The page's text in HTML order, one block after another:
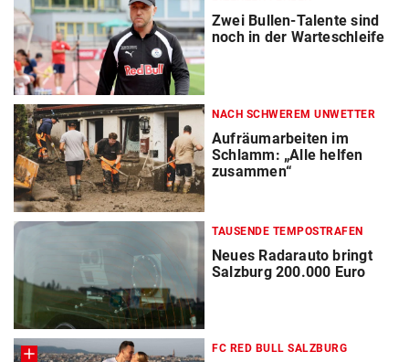
Zwei Bullen-Talente sind
noch in der Warteschleife
NACH SCHWEREM UNWETTER
Aufräumarbeiten im
Schlamm: „Alle helfen
zusammen“
TAUSENDE TEMPOSTRAFEN
Neues Radarauto bringt
Salzburg 200.000 Euro
FC RED BULL SALZBURG